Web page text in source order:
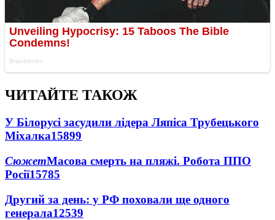
ЧИТАЙТЕ ТАКОЖ
У Білорусі засудили лідера Ляпіса Трубецького
Міхалка15899
СюжетМасова смерть на пляжі. Робота ППО
Росії15785
Другий за день: у РФ поховали ще одного
генерала12539